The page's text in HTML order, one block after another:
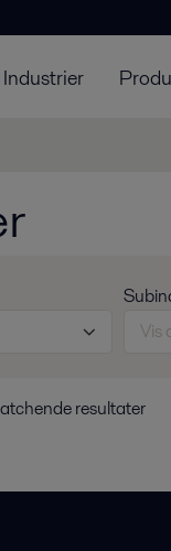
Industrier
Vis
resultater